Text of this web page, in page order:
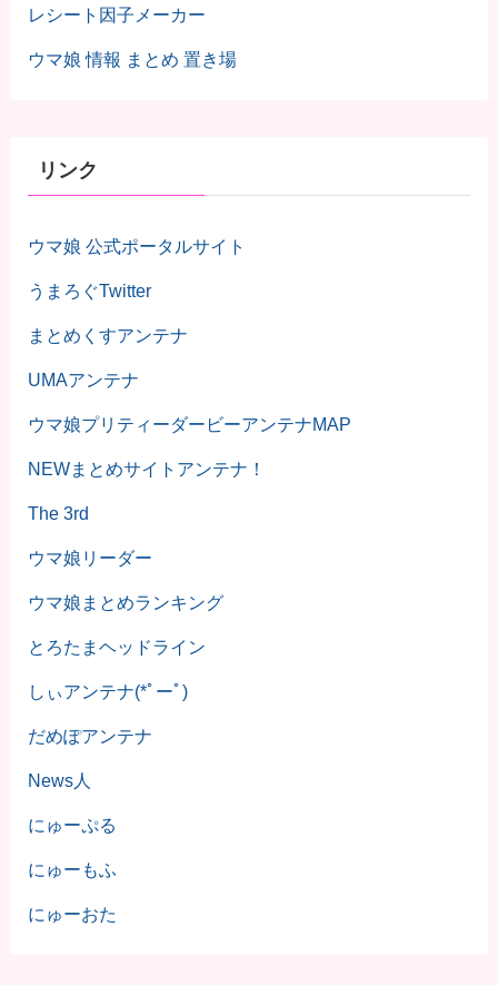
レシート因子メーカー
ウマ娘 情報 まとめ 置き場
リンク
ウマ娘 公式ポータルサイト
うまろぐTwitter
まとめくすアンテナ
UMAアンテナ
ウマ娘プリティーダービーアンテナMAP
NEWまとめサイトアンテナ！
The 3rd
ウマ娘リーダー
ウマ娘まとめランキング
とろたまヘッドライン
しぃアンテナ(*ﾟーﾟ)
だめぽアンテナ
News人
にゅーぷる
にゅーもふ
にゅーおた